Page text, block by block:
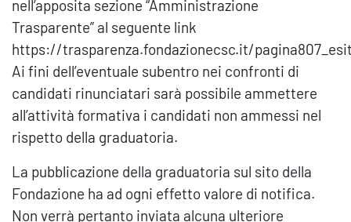
nell’apposita sezione “Amministrazione
Trasparente” al seguente link
https://trasparenza.fondazionecsc.it/
Ai fini dell’eventuale subentro nei confronti di
candidati rinunciatari sarà possibile ammettere
all’attività formativa i candidati non ammessi nel
rispetto della graduatoria.
La pubblicazione della graduatoria sul sito della
Fondazione ha ad ogni effetto valore di notifica.
Non verrà pertanto inviata alcuna ulteriore